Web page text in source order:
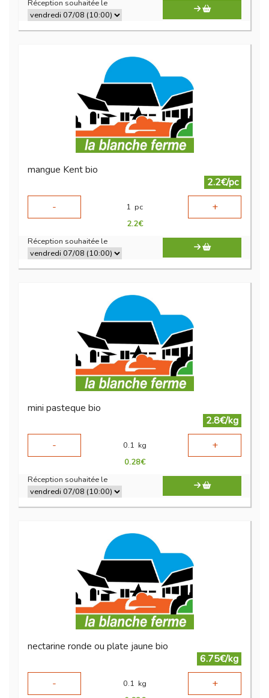
Réception souhaitée le
mangue Kent bio
2.2€/pc
-
1 pc +
2.2€
Réception souhaitée le
mini pasteque bio
2.8€/kg
-
0.1 kg +
0.28€
Réception souhaitée le
nectarine ronde ou plate jaune bio
6.75€/kg
-
0.1 kg +